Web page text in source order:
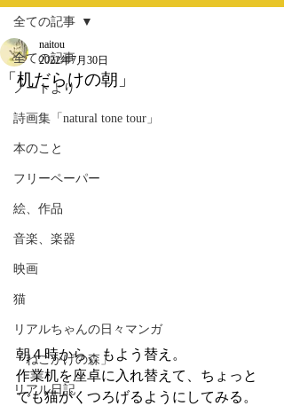
全ての記事
ノートより
詩画集「natural tone tour」
本のこと
フリーペーパー
絵、作品
音楽、楽器
映画
猫
リアルちゃんの日々マンガ
「ねこかげの森」
リアル日記
全ての記事
「机だらけの朝」
naitou
2022年7月30日
朝４時から、もよう替え。
作業机を座卓に入れ替えて、ちょっと
でも猫がくつろげるようにしてみる。